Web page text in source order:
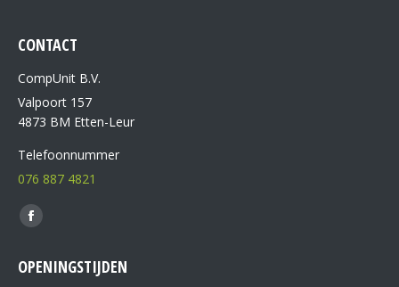
CONTACT
CompUnit B.V.
Valpoort 157
4873 BM Etten-Leur
Telefoonnummer
076 887 4821
Vind ons op:
OPENINGSTIJDEN